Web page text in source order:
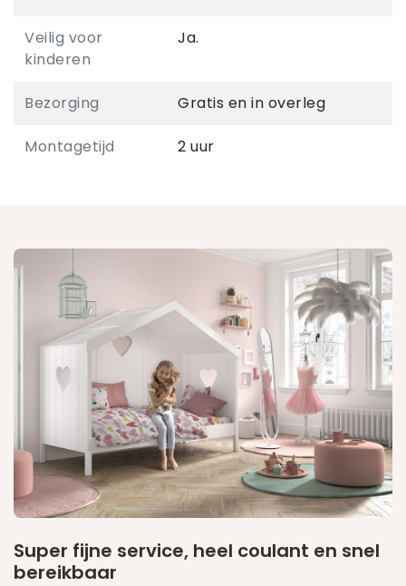
Veilig voor
kinderen
Ja.
Bezorging Gratis en in overleg
Montagetijd 2 uur
Super fijne service, heel coulant en snel
bereikbaar